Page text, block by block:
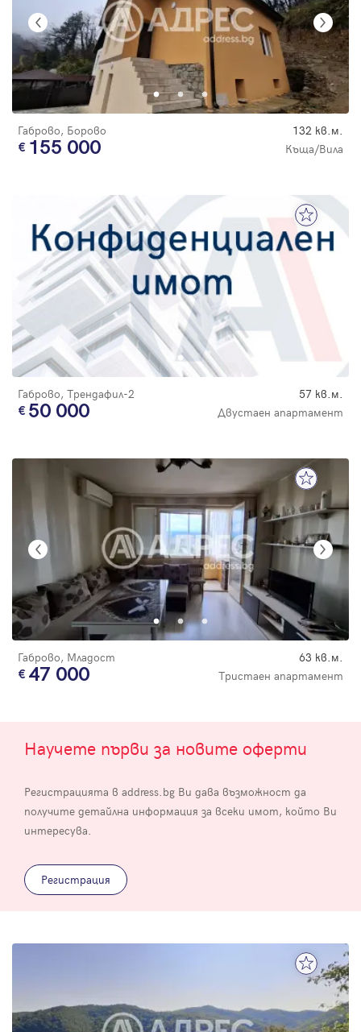
Габрово, Борово 132 кв.м.
155 000 Къща/Вила
Габрово, Трендафил-2 57 кв.м.
50 000 Двустаен апартамент
Габрово, Младост 63 кв.м.
47 000 Тристаен апартамент
Научете първи за новите оферти
Регистрацията в address.bg Ви дава възможност да
получите детайлна информация за всеки имот, който Ви
интересува.
Регистрация